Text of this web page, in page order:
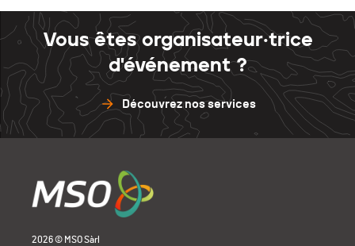
Vous êtes organisateur·trice
d'événement ?
Découvrez nos services
2026 © MSO Sàrl